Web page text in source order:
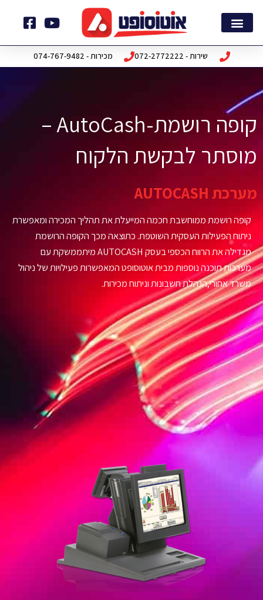
שירות - 072-2772222 מכירות - 074-767-9482
קופה רושמת-AutoCash –
מוסתר לבקשת הלקוח
מערכת AUTOCASH
קופה רושמת ממוחשבת חכמה המייעלת את תהליך המכירה ומאפשרת
ניתוח הפעילות העסקית השוטפת. כתוצאה מכך הקופה הרושמת
מגדילה את הרווח הכספי בעסק AUTOCASH מיתממשקת עם
מערכות תוכנה נוספות מבית אוטוסופט המאפשרות פעילויות של ניהול
משרד אחורי,הנהלת חשבונות וניתוח מכירות.